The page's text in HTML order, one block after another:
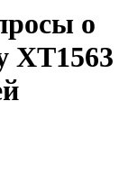
о
XT1563